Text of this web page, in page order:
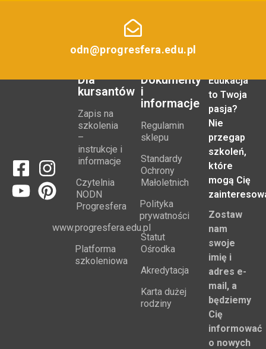
odn@progresfera.edu.pl
Dla
kursantów
Zapis na
szkolenia
–
instrukcje i
informacje
Czytelnia
NODN
Progresfera
www.progresfera.edu.pl
Platforma
szkoleniowa
Dokumenty
i
informacje
Regulamin
sklepu
Standardy
Ochrony
Małoletnich
Polityka
prywatności
Statut
Ośrodka
Akredytacja
Karta dużej
rodziny
Edukacja
to Twoja
pasja?
Nie
przegap
szkoleń,
które
mogą Cię
Zostaw
nam
swoje
imię i
adres e-
mail, a
będziemy
Cię
informować
o nowych